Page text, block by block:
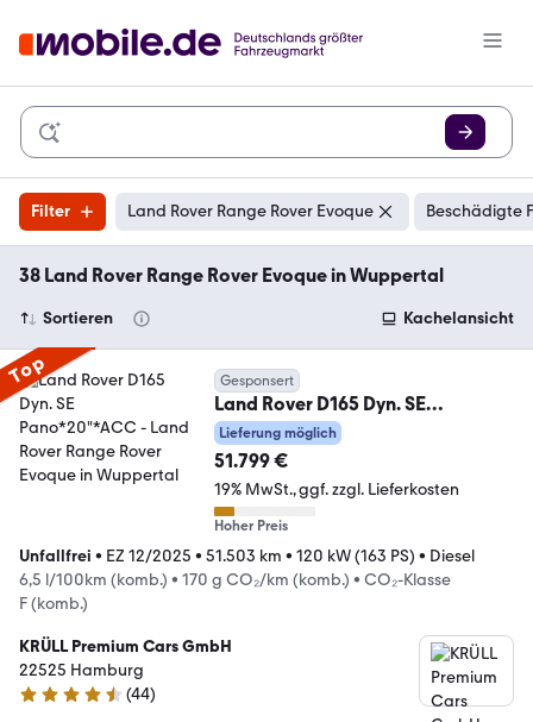
Filter Land Rover Range Rover Evoque Beschädigte
38 Land Rover Range Rover Evoque in Wuppertal
Sortieren Kachelansicht
Top Gesponsert
Land Rover D165 Dyn. SE
Pano*20"*ACC
Lieferung möglich
51.799 €
19% MwSt. ggf. zzgl. Lieferkosten
Hoher Preis
Unfallfrei • EZ 12/2025 • 51.503 km • 120 kW (163 PS) • Diesel
6,5 l/100km (komb.) • 170 g CO₂/km (komb.) • CO₂-Klasse
F (komb.)
KRÜLL Premium Cars GmbH
22525 Hamburg
4.4 Sterne
(44)